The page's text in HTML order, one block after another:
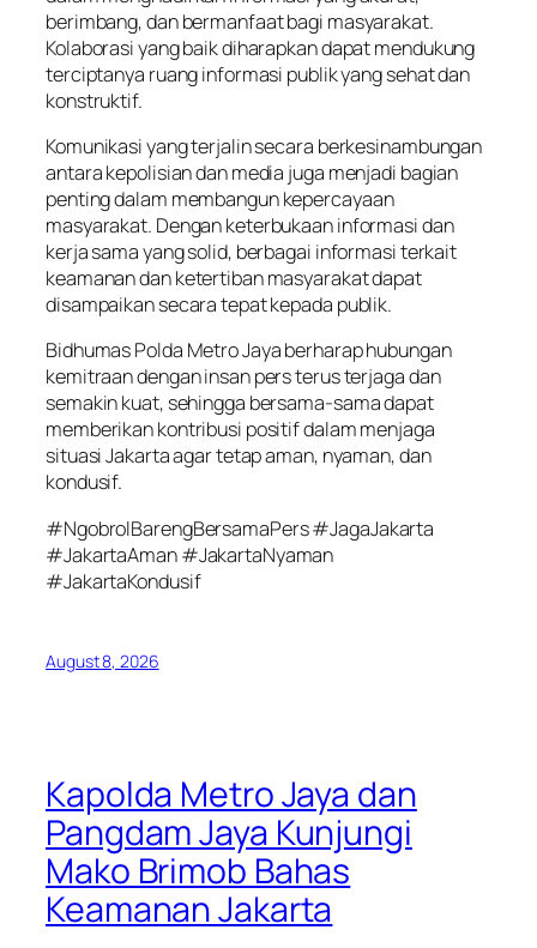
berimbang, dan bermanfaat bagi masyarakat.
Kolaborasi yang baik diharapkan dapat mendukung
terciptanya ruang informasi publik yang sehat dan
konstruktif.
Komunikasi yang terjalin secara berkesinambungan
antara kepolisian dan media juga menjadi bagian
penting dalam membangun kepercayaan
masyarakat. Dengan keterbukaan informasi dan
kerja sama yang solid, berbagai informasi terkait
keamanan dan ketertiban masyarakat dapat
disampaikan secara tepat kepada publik.
Bidhumas Polda Metro Jaya berharap hubungan
kemitraan dengan insan pers terus terjaga dan
semakin kuat, sehingga bersama-sama dapat
memberikan kontribusi positif dalam menjaga
situasi Jakarta agar tetap aman, nyaman, dan
kondusif.
#NgobrolBarengBersamaPers #JagaJakarta
#JakartaAman #JakartaNyaman
#JakartaKondusif
August 8, 2026
Kapolda Metro Jaya dan
Pangdam Jaya Kunjungi
Mako Brimob Bahas
Keamanan Jakarta